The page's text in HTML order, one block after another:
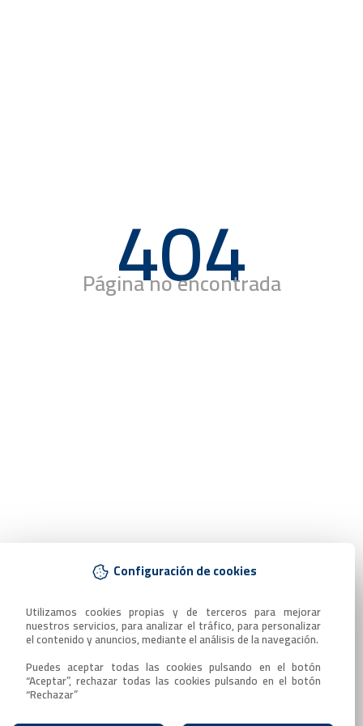
Configuración de cookies
Utilizamos cookies propias y de terceros para mejorar
nuestros servicios, para analizar el tráfico, para personalizar
el contenido y anuncios, mediante el análisis de la navegación.
Puedes aceptar todas las cookies pulsando en el botón
“Aceptar”, rechazar todas las cookies pulsando en el botón
“Rechazar”
404
Página no encontrada